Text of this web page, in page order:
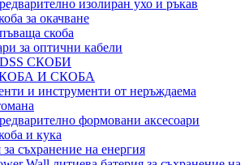
изолиран ухо и ръкав
за окачване
скоба
за оптични кабели
СКОБИ
И СКОБА
и инструменти от неръждаема
формовани аксесоари
и кука
за съхранение на енергия